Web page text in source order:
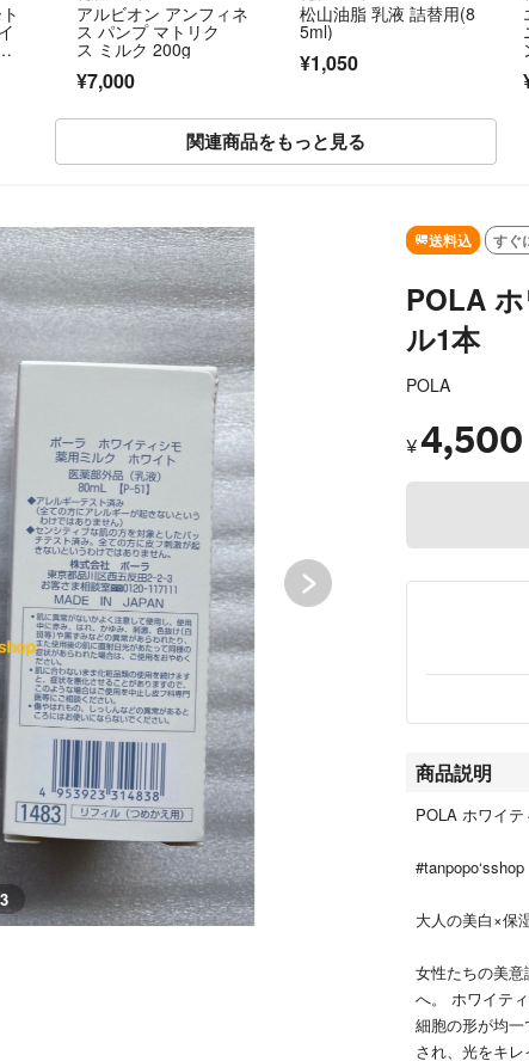
アルビオン アンフィネ
ス パンプ マトリク
ス ミルク 200g
¥7,000
松山油脂 乳液 詰替用(8
5ml)
¥1,050
関連商品をもっと見る
送料込 すぐ
POLA
ル1本
POLA
¥4,500
商品説明
POLA ホワイ
#tanpopo‘sshop
大人の美白×保
女性たちの美
へ。 ホワイテ
細胞の形が均
され、光をキ